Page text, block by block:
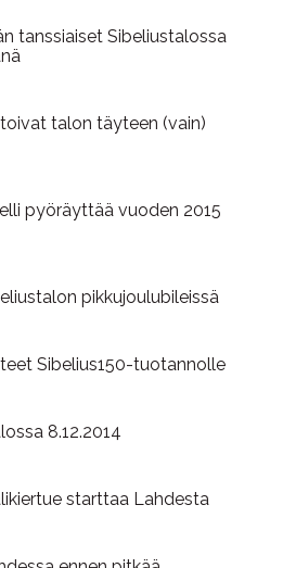
tanssiaiset Sibeliustalossa
talon täyteen (vain)
pyöräyttää vuoden 2015
pikkujoulubileissä
Sibelius150-tuotannolle
8.12.2014
starttaa Lahdesta